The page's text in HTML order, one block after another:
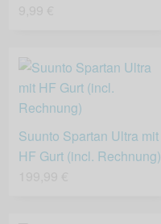
Suunto Spartan Ultra mit
HF Gurt (incl. Rechnung)